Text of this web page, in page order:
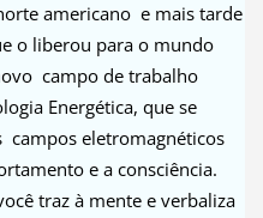
americano e mais tarde
o liberou para o mundo
campo de trabalho
Energética, que se
campos eletromagnéticos
e a consciência.
traz à mente e verbaliza